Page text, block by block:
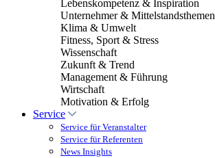
Lebenskompetenz & Inspiration
Unternehmer & Mittelstandsthemen
Klima & Umwelt
Fitness, Sport & Stress
Wissenschaft
Zukunft & Trend
Management & Führung
Wirtschaft
Motivation & Erfolg
Service
Service für Veranstalter
Service für Referenten
News Insights